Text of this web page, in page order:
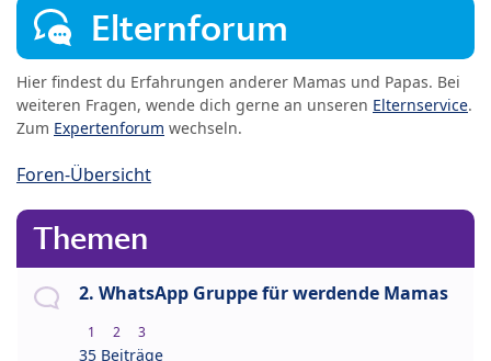
Elternforum
Hier findest du Erfahrungen anderer Mamas und Papas. Bei
weiteren Fragen, wende dich gerne an unseren Elternservice.
Zum Expertenforum wechseln.
Foren-Übersicht
Themen
2. WhatsApp Gruppe für werdende Mamas
1 2 3
35 Beiträge